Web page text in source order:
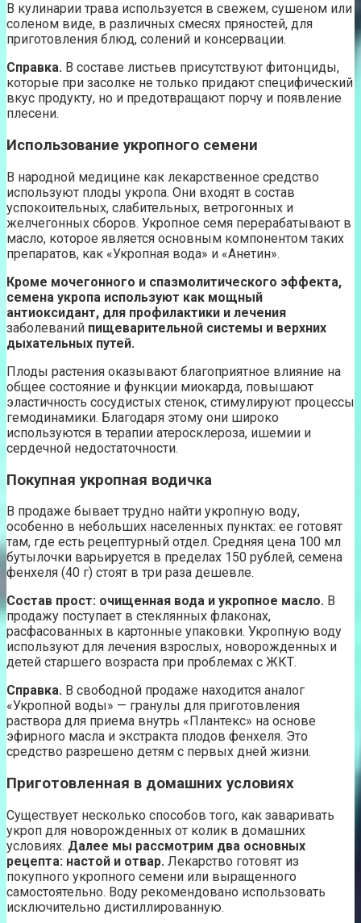
В кулинарии трава используется в свежем, сушеном или
соленом виде, в различных смесях пряностей, для
приготовления блюд, солений и консервации.
Справка. В составе листьев присутствуют фитонциды,
которые при засолке не только придают специфический
вкус продукту, но и предотвращают порчу и появление
плесени.
Использование укропного семени
В народной медицине как лекарственное средство
используют плоды укропа. Они входят в состав
успокоительных, слабительных, ветрогонных и
желчегонных сборов. Укропное семя перерабатывают в
масло, которое является основным компонентом таких
препаратов, как «Укропная вода» и «Анетин».
Кроме мочегонного и спазмолитического эффекта,
семена укропа используют как мощный
антиоксидант, для профилактики и лечения
заболеваний пищеварительной системы и верхних
дыхательных путей.
Плоды растения оказывают благоприятное влияние на
общее состояние и функции миокарда, повышают
эластичность сосудистых стенок, стимулируют процессы
гемодинамики. Благодаря этому они широко
используются в терапии атеросклероза, ишемии и
сердечной недостаточности.
Покупная укропная водичка
В продаже бывает трудно найти укропную воду,
особенно в небольших населенных пунктах: ее готовят
там, где есть рецептурный отдел. Средняя цена 100 мл
бутылочки варьируется в пределах 150 рублей, семена
фенхеля (40 г) стоят в три раза дешевле.
Состав прост: очищенная вода и укропное масло. В
продажу поступает в стеклянных флаконах,
расфасованных в картонные упаковки. Укропную воду
используют для лечения взрослых, новорожденных и
детей старшего возраста при проблемах с ЖКТ.
Справка. В свободной продаже находится аналог
«Укропной воды» — гранулы для приготовления
раствора для приема внутрь «Плантекс» на основе
эфирного масла и экстракта плодов фенхеля. Это
средство разрешено детям с первых дней жизни.
Приготовленная в домашних условиях
Существует несколько способов того, как заваривать
укроп для новорожденных от колик в домашних
условиях. Далее мы рассмотрим два основных
рецепта: настой и отвар. Лекарство готовят из
покупного укропного семени или выращенного
самостоятельно. Воду рекомендовано использовать
исключительно дистиллированную.